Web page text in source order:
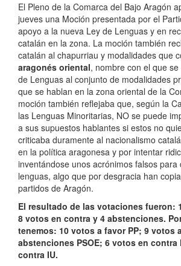
El Pleno de la Comarca del Bajo Aragón
jueves una Moción presentada por el
apoyo a la nueva Ley de Lenguas y en
catalán en la zona. La moción también
catalán al chapurriau y modalidades que
aragonés oriental, nombre con el que
de Lenguas al conjunto de modalidades
que se hablan en la zona oriental de la
moción también reflejaba que, según la
las Lenguas Minoritarias, NO se puede
a sus supuestos hablantes si estos no
criticaba duramente al nacionalismo
en la política aragonesa y por intentar
inventándose unos acrónimos falsos para
lenguas, algo que por desgracia han
partidos de Aragón.
El resultado de las votaciones fueron:
8 votos en contra y 4 abstenciones.
tenemos: 10 votos a favor PP; 9 votos
abstenciones PSOE; 6 votos en contra
contra IU.